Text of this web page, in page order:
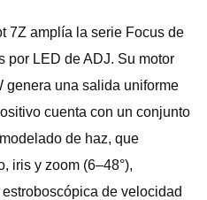
7Z amplía la serie Focus de
por LED de ADJ. Su motor
genera una salida uniforme
cuenta con un conjunto
de haz, que
iris y zoom (6–48°),
de velocidad